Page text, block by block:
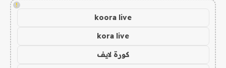
!
koora live
kora live
كورة لايف